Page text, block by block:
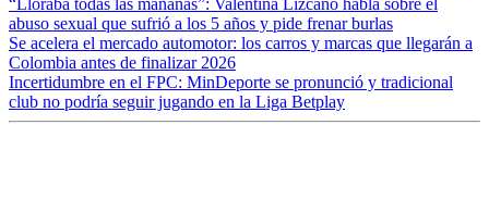
“Lloraba todas las mañanas”: Valentina Lizcano habla sobre el
abuso sexual que sufrió a los 5 años y pide frenar burlas
Se acelera el mercado automotor: los carros y marcas que llegarán a
Colombia antes de finalizar 2026
Incertidumbre en el FPC: MinDeporte se pronunció y tradicional
club no podría seguir jugando en la Liga Betplay